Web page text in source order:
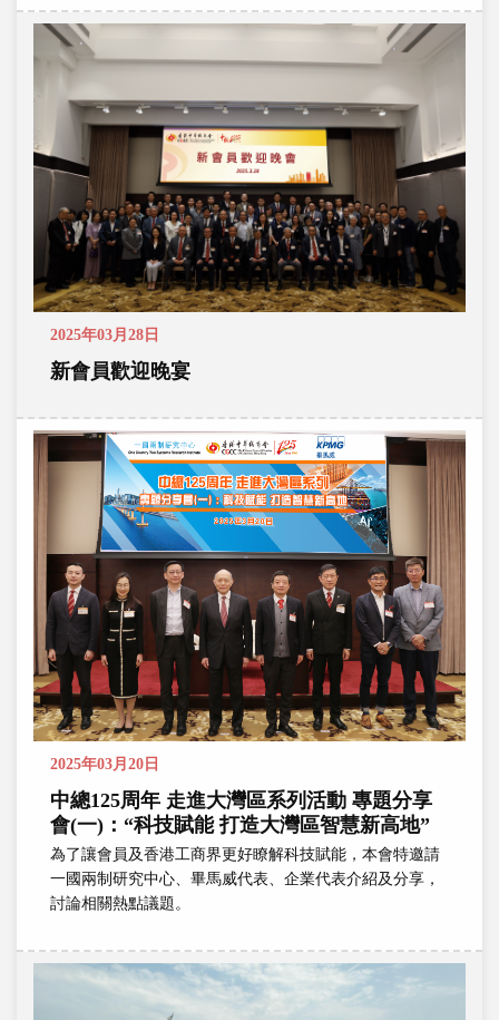
2025年03月28日
新會員歡迎晚宴
2025年03月20日
中總125周年 走進大灣區系列活動 專題分享
會(一)：“科技賦能 打造大灣區智慧新高地”
為了讓會員及香港工商界更好瞭解科技賦能，本會特邀請
一國兩制研究中心、畢馬威代表、企業代表介紹及分享，
討論相關熱點議題。